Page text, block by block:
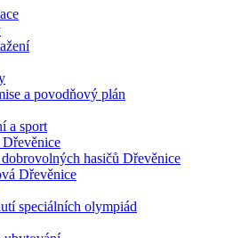
a povodňový plán
a sport
hasičů Dřevěnice
Dřevěnice
speciálních olympiád